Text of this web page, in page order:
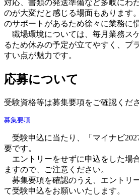
対応、書類の発送準備など多岐にわ
のが大変だと感じる場面もあります
のサポートがあるため徐々に業務に
職場環境については、毎月業務ス
るため休みの予定が立てやすく、プ
すい点が魅力です。
応募について
受験資格等は募集要項をご確認くださ
募集要項
受験申込に当たり、「マイナビ
要です。
エントリーをせずに申込をした場
ますので、ご注意ください。
募集要項を確認のうえ、エントリ
て受験申込をお願いいたします。